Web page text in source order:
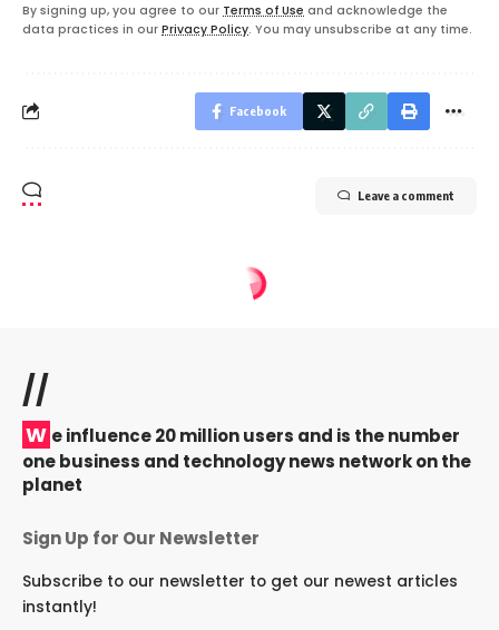
By signing up, you agree to our Terms of Use and acknowledge the
data practices in our Privacy Policy. You may unsubscribe at any time.
Facebook
Leave a comment
//
W e influence 20 million users and is the number
one business and technology news network on the
planet
Sign Up for Our Newsletter
Subscribe to our newsletter to get our newest articles
instantly!